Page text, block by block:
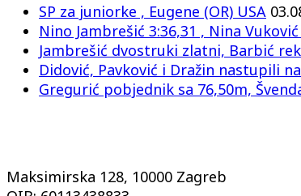
SP za juniorke , Eugene (OR) USA
Nino Jambrešić 3:36,31 , Nina Vuković
Jambrešić dvostruki zlatni, Barbić
Didović, Pavković i Dražin nastupili
Gregurić pobjednik sa 76,50m,
Maksimirska 128, 10000 Zagreb